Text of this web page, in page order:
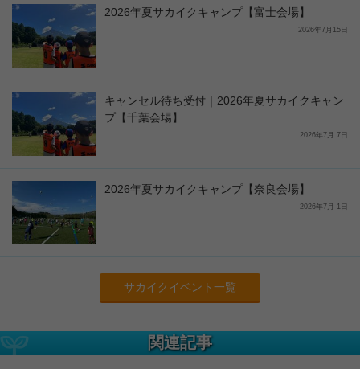
2026年夏サカイクキャンプ【富士会場】
2026年7月15日
キャンセル待ち受付｜2026年夏サカイクキャン
プ【千葉会場】
2026年7月 7日
2026年夏サカイクキャンプ【奈良会場】
2026年7月 1日
サカイクイベント一覧
関連記事